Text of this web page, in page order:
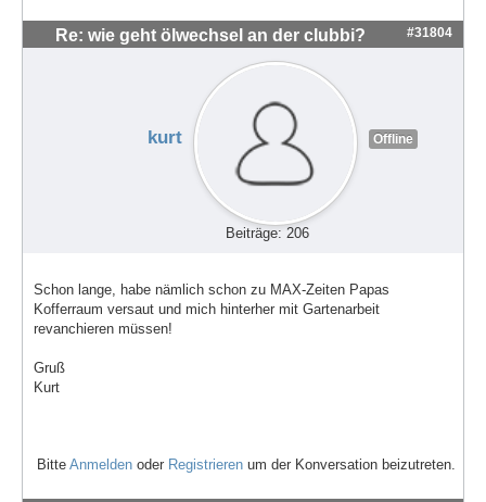
Re: wie geht ölwechsel an der clubbi? #31804
kurt Offline
Beiträge: 206
Schon lange, habe nämlich schon zu MAX-Zeiten Papas
Kofferraum versaut und mich hinterher mit Gartenarbeit
revanchieren müssen!
Gruß
Kurt
Bitte Anmelden oder Registrieren um der Konversation beizutreten.